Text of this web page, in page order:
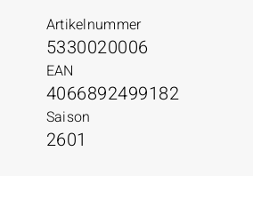
Artikelnummer
5330020006
EAN
4066892499182
Saison
2601